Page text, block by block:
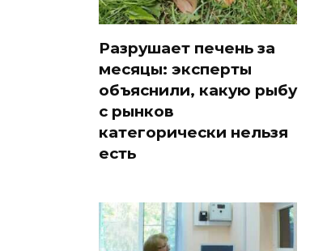
Разрушает печень за
месяцы: эксперты
объяснили, какую рыбу
с рынков
категорически нельзя
есть